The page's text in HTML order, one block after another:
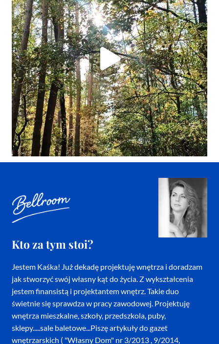
Kto za tym stoi?
Jestem Kaśka! Już dekadę projektuję wnętrza i doradzam
jak stworzyć swój własny kąt do życia. Z wykształcenia
jestem finansistą i projektantem wnętrz. Takie duo
świetnie się sprawdza w pracy zawodowej. Projektuję
wnętrza mieszkalne, szkoły, przedszkola, puby,
sklepy.....sale baletowe...Piszę artykuły do gazet
wnętrzarskich ( "Własny Dom" nr 3/2013 , 9/2014,